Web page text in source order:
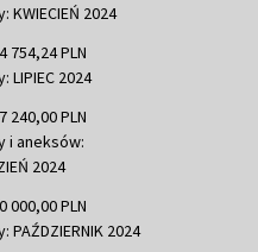
2024
754,24 PLN
LIPIEC 2024
240,00 PLN
i aneksów:
2024
000,00 PLN
2024